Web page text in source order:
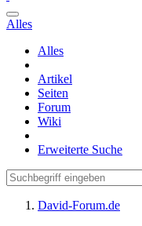
Alles
Alles
Artikel
Seiten
Forum
Wiki
Erweiterte Suche
David-Forum.de